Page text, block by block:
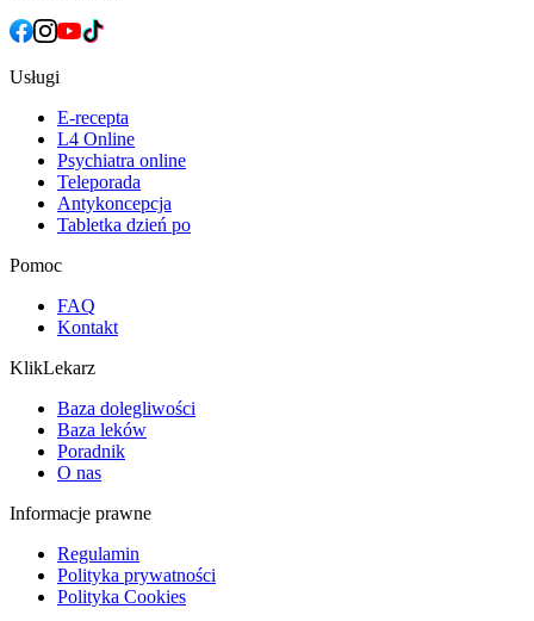
Usługi
E-recepta
L4 Online
Psychiatra online
Teleporada
Antykoncepcja
Tabletka dzień po
Pomoc
FAQ
Kontakt
KlikLekarz
Baza dolegliwości
Baza leków
Poradnik
O nas
Informacje prawne
Regulamin
Polityka prywatności
Polityka Cookies